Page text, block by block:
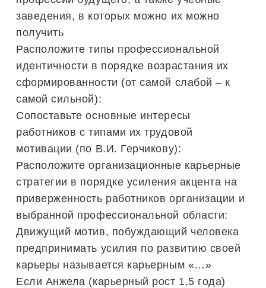
заведения, в которых можно их можно
получить
Расположите типы профессиональной
идентичности в порядке возрастания их
сформированности (от самой слабой – к
самой сильной):
Сопоставьте основные интересы
работников с типами их трудовой
мотивации (по В.И. Герчикову):
Расположите организационные карьерные
стратегии в порядке усиления акцента на
приверженность работников организации и
выбранной профессиональной области:
Движущий мотив, побуждающий человека
предпринимать усилия по развитию своей
карьеры называется карьерным «…»
Если Анжела (карьерный рост 1,5 года)